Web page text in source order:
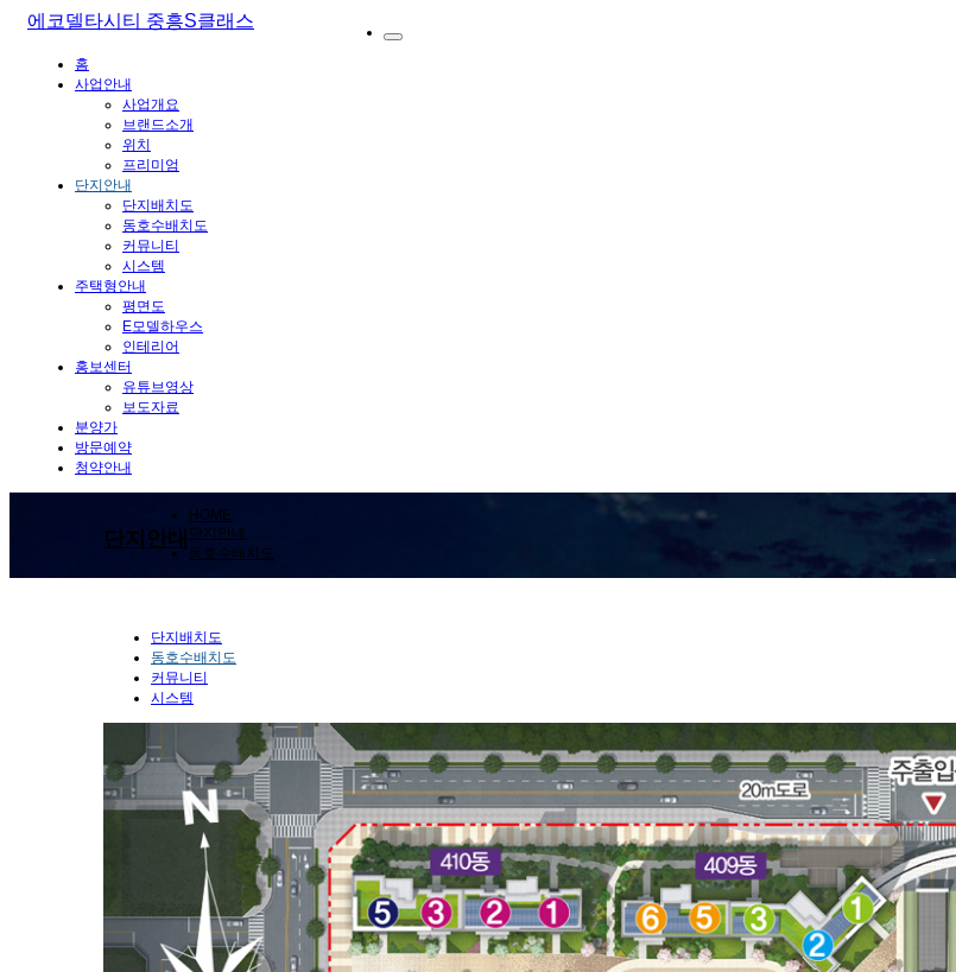
에코델타시티 중흥S클래스
홈
사업안내
사업개요
브랜드소개
위치
프리미엄
단지안내
단지배치도
동호수배치도
커뮤니티
시스템
주택형안내
평면도
E모델하우스
인테리어
홍보센터
유튜브영상
보도자료
분양가
방문예약
청약안내
단지안내
HOME
단지안내
동호수배치도
단지배치도
동호수배치도
커뮤니티
시스템